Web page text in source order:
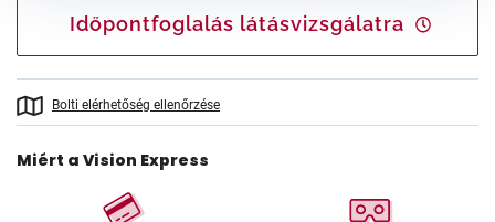
Időpontfoglalás látásvizsgálatra
Bolti elérhetőség ellenőrzése
Miért a Vision Express